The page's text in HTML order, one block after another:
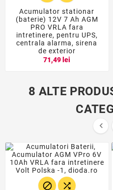
Acumulator stationar
(baterie) 12V 7 Ah AGM
PRO VRLA fara
intretinere, pentru UPS,
centrala alarma, sirena
de exterior
71,49 lei
8 ALTE

 